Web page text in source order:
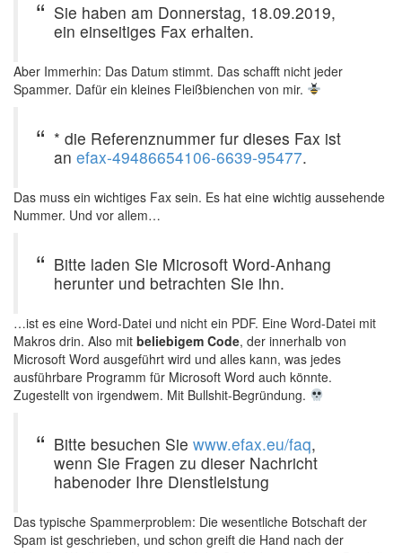
Sie haben am Donnerstag, 18.09.2019,
ein einseitiges Fax erhalten.
Aber Immerhin: Das Datum stimmt. Das schafft nicht jeder
Spammer. Dafür ein kleines Fleißbienchen von mir.
* die Referenznummer fur dieses Fax ist
an efax-49486654106-6639-95477.
Das muss ein wichtiges Fax sein. Es hat eine wichtig aussehende
Nummer. Und vor allem…
Bitte laden Sie Microsoft Word-Anhang
herunter und betrachten Sie ihn.
…ist es eine Word-Datei und nicht ein PDF. Eine Word-Datei mit
Makros drin. Also mit beliebigem Code, der innerhalb von
Microsoft Word ausgeführt wird und alles kann, was jedes
ausführbare Programm für Microsoft Word auch könnte.
Zugestellt von irgendwem. Mit Bullshit-Begründung.
Bitte besuchen Sie www.efax.eu/faq,
wenn Sie Fragen zu dieser Nachricht
habenoder Ihre Dienstleistung
Das typische Spammerproblem: Die wesentliche Botschaft der
Spam ist geschrieben, und schon greift die Hand nach der